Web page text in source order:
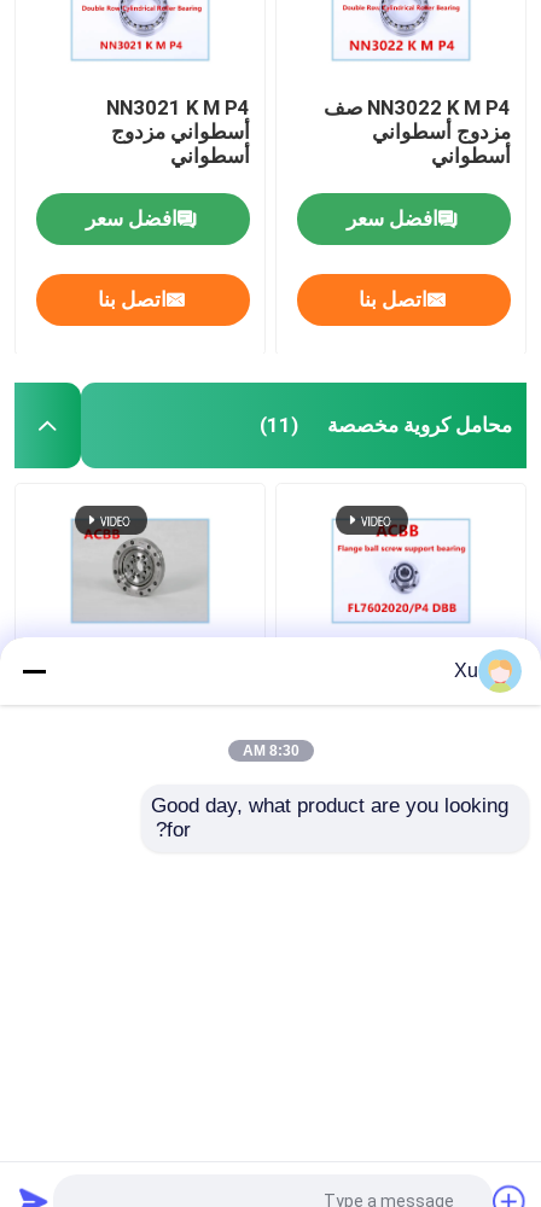
NN3022 K M P4 صف
مزدوج أسطواني
أسطواني
افضل سعر
اتصل بنا
NN3021 K M P4
أسطواني مزدوج
أسطواني
افضل سعر
اتصل بنا
محامل كروية مخصصة (11)
FL7602020 / P4 DBB
شفة دعم الكرة اللولبية
Xu
8:30 AM
Good day, what product are you looking
for?